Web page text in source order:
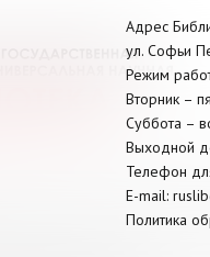
Адрес
ул. Софьи
Режим
Вторник –
Суббота – в
Выходной
Телефон
E-mail:
Политика